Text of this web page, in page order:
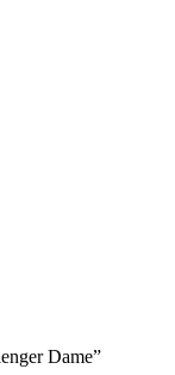
Dame”